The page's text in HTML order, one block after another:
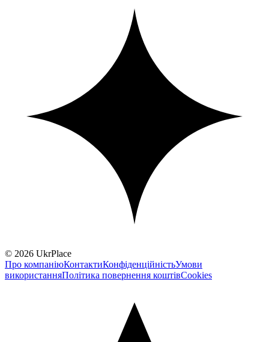
© 2026 UkrPlace
Про компаніюКонтактиКонфіденційністьУмови
використанняПолітика повернення коштівCookies